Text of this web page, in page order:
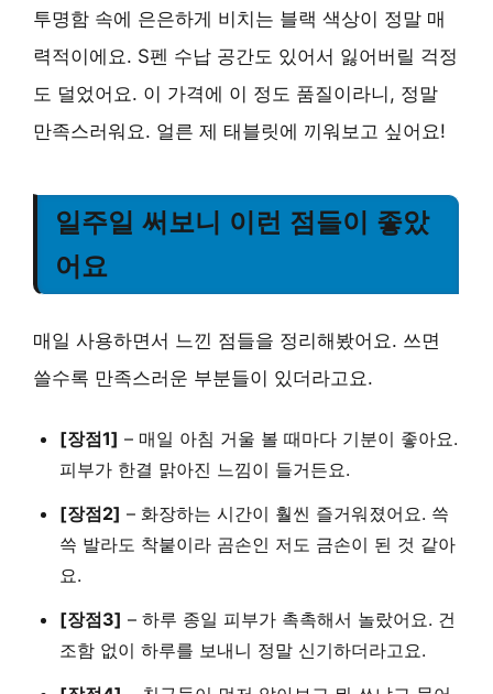
투명함 속에 은은하게 비치는 블랙 색상이 정말 매
력적이에요. S펜 수납 공간도 있어서 잃어버릴 걱정
도 덜었어요. 이 가격에 이 정도 품질이라니, 정말
만족스러워요. 얼른 제 태블릿에 끼워보고 싶어요!
일주일 써보니 이런 점들이 좋았
어요
매일 사용하면서 느낀 점들을 정리해봤어요. 쓰면
쓸수록 만족스러운 부분들이 있더라고요.
[장점1] – 매일 아침 거울 볼 때마다 기분이 좋아요.
피부가 한결 맑아진 느낌이 들거든요.
[장점2] – 화장하는 시간이 훨씬 즐거워졌어요. 쓱
쓱 발라도 착붙이라 곰손인 저도 금손이 된 것 같아
요.
[장점3] – 하루 종일 피부가 촉촉해서 놀랐어요. 건
조함 없이 하루를 보내니 정말 신기하더라고요.